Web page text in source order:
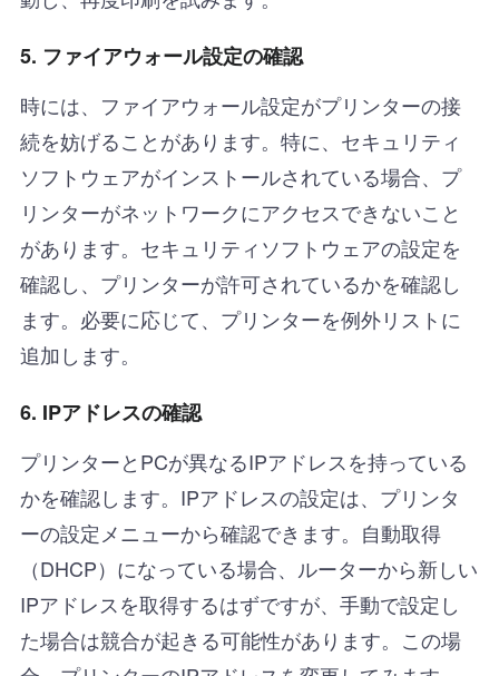
5. ファイアウォール設定の確認
時には、ファイアウォール設定がプリンターの接
続を妨げることがあります。特に、セキュリティ
ソフトウェアがインストールされている場合、プ
リンターがネットワークにアクセスできないこと
があります。セキュリティソフトウェアの設定を
確認し、プリンターが許可されているかを確認し
ます。必要に応じて、プリンターを例外リストに
追加します。
6. IPアドレスの確認
プリンターとPCが異なるIPアドレスを持っている
かを確認します。IPアドレスの設定は、プリンタ
ーの設定メニューから確認できます。自動取得
（DHCP）になっている場合、ルーターから新しい
IPアドレスを取得するはずですが、手動で設定し
た場合は競合が起きる可能性があります。この場